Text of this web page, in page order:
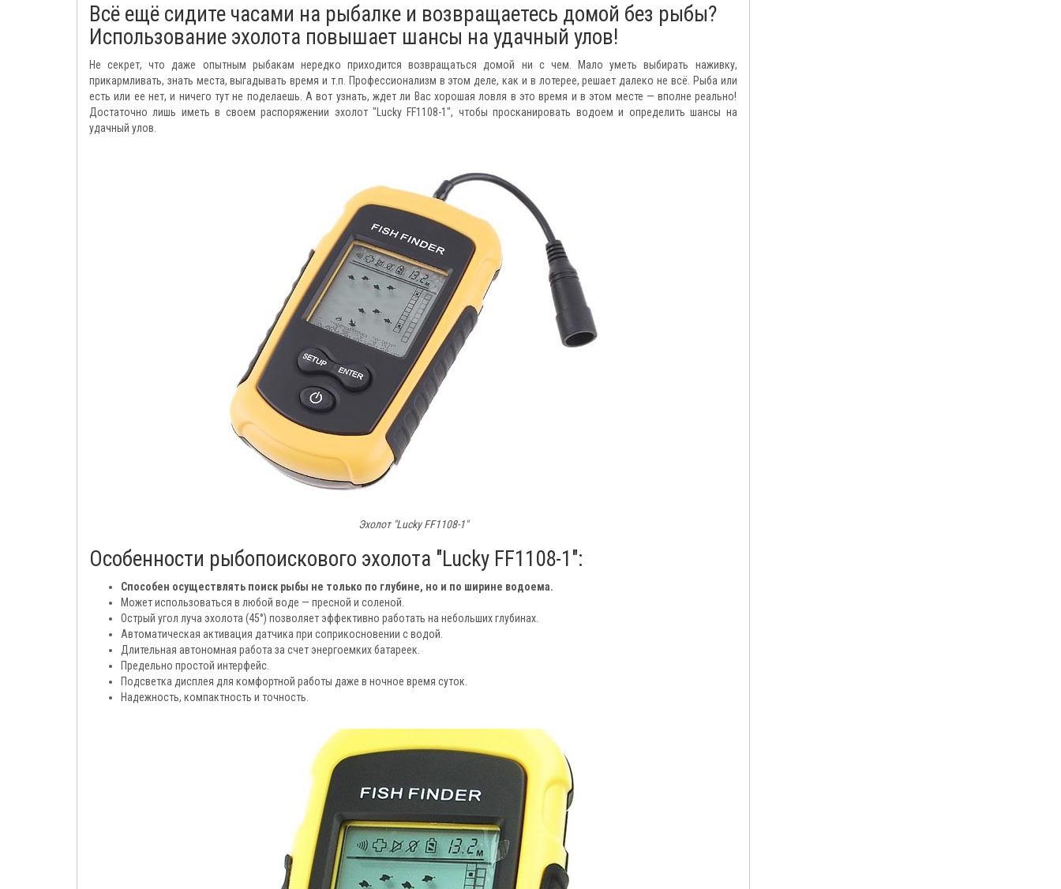
Всё ещё сидите часами на рыбалке и возвращаетесь домой без рыбы?
Использование эхолота повышает шансы на удачный улов!
Не секрет, что даже опытным рыбакам нередко приходится возвращаться домой ни с чем. Мало уметь выбирать наживку,
прикармливать, знать места, выгадывать время и т.п. Профессионализм в этом деле, как и в лотерее, решает далеко не всё. Рыба или
есть или ее нет, и ничего тут не поделаешь. А вот узнать, ждет ли Вас хорошая ловля в это время и в этом месте — вполне реально!
Достаточно лишь иметь в своем распоряжении эхолот "Lucky FF1108-1", чтобы просканировать водоем и определить шансы на
удачный улов.
Эхолот "Lucky FF1108-1"
Особенности рыбопоискового эхолота "Lucky FF1108-1":
Способен осуществлять поиск рыбы не только по глубине, но и по ширине водоема.
Может использоваться в любой воде — пресной и соленой.
Острый угол луча эхолота (45°) позволяет эффективно работать на небольших глубинах.
Автоматическая активация датчика при соприкосновении с водой.
Длительная автономная работа за счет энергоемких батареек.
Предельно простой интерфейс.
Подсветка дисплея для комфортной работы даже в ночное время суток.
Надежность, компактность и точность.